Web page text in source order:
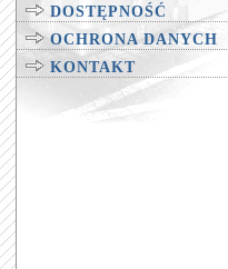
DOSTĘPNOŚĆ
OCHRONA DANYCH
KONTAKT